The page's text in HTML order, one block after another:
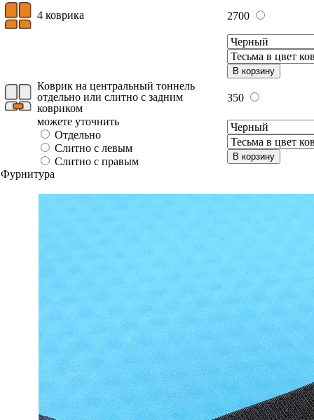
4 коврика 2700
В корзину
Коврик на центральный тоннель
отдельно или слитно с задним
ковриком
350
можете уточнить
Отдельно
Слитно с левым
Слитно с правым
В корзину
Фурнитура